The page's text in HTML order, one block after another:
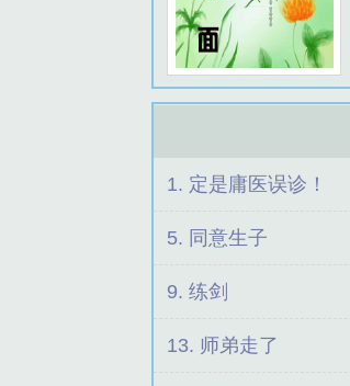
1. 定是庸医误诊！
5. 同意生子
9. 练剑
13. 师弟走了